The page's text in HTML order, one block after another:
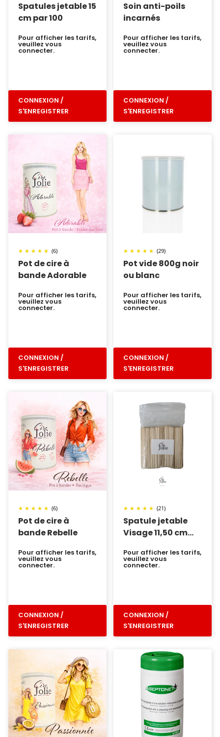
Spatules jetable 15
cm par 100
Pour afficher les tarifs,
veuillez vous
connecter.
CONNEXION /
S'ENREGISTRER
Soin anti-poils
incarnés
Pour afficher les tarifs,
veuillez vous
connecter.
CONNEXION /
S'ENREGISTRER
Pot de cire à
bande Adorable
(6)
Pour afficher les tarifs,
veuillez vous
connecter.
CONNEXION /
S'ENREGISTRER
Pot vide 800g noir
ou blanc
(29)
Pour afficher les tarifs,
veuillez vous
connecter.
CONNEXION /
S'ENREGISTRER
Pot de cire à
bande Rebelle
(6)
Pour afficher les tarifs,
veuillez vous
connecter.
CONNEXION /
S'ENREGISTRER
Spatule jetable
Visage 11,50 cm
(21)
Pour afficher les tarifs,
veuillez vous
connecter.
CONNEXION /
S'ENREGISTRER